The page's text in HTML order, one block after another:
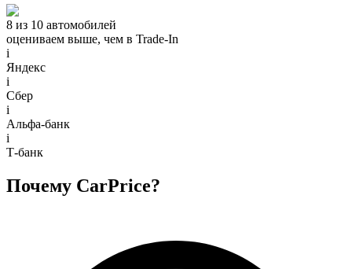
8 из 10 автомобилей
оцениваем выше, чем в Trade‑In
i
Яндекс
i
Сбер
i
Альфа-банк
i
Т-банк
Почему CarPrice?